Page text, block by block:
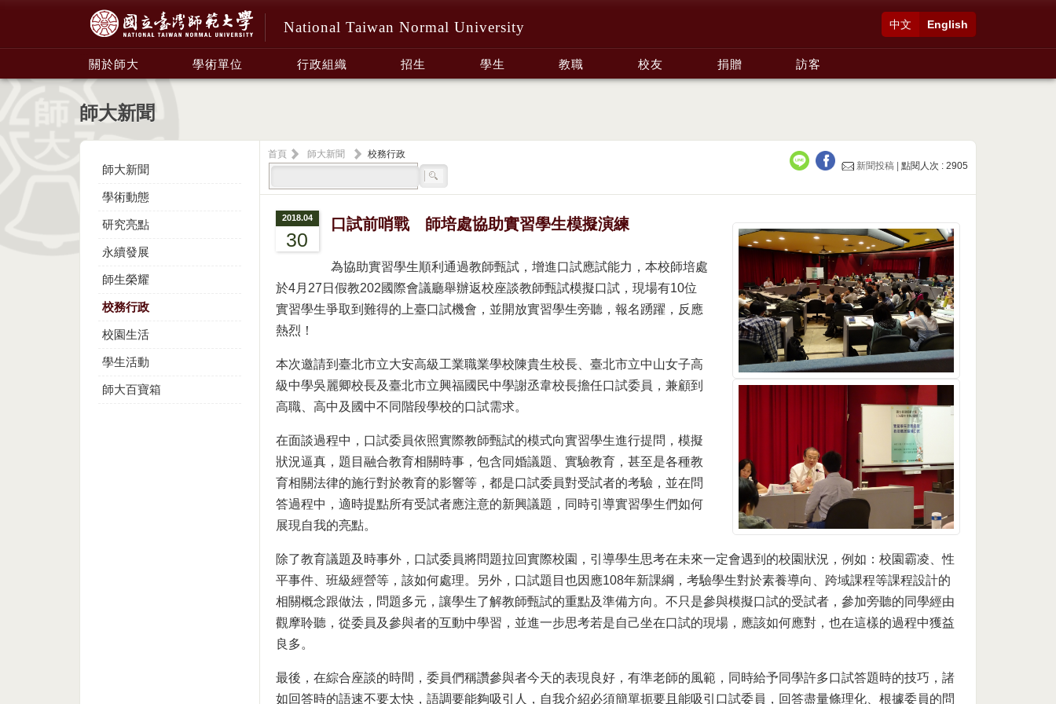
National Taiwan Normal University English
中文
關於師大 學術單位 行政組織 招生 學生 教職 校友 捐贈 訪客
師大新聞
師大新聞
學術動態
研究亮點
永續發展
師生榮耀
校務行政
校園生活
學生活動
師大百寶箱
首頁 師大新聞
校務行政
新聞投稿 |點閱人次 : 2905
2018.04
30
口試前哨戰 師培處協助實習學生模擬演練
為協助實習學生順利通過教師甄試，增進口試應試能力，本校師培處
於4月27日假教202國際會議廳舉辦返校座談教師甄試模擬口試，現場有10位
實習學生爭取到難得的上臺口試機會，並開放實習學生旁聽，報名踴躍，反應
熱烈！
本次邀請到臺北市立大安高級工業職業學校陳貴生校長、臺北市立中山女子高
級中學吳麗卿校長及臺北市立興福國民中學謝丞韋校長擔任口試委員，兼顧到
高職、高中及國中不同階段學校的口試需求。
在面談過程中，口試委員依照實際教師甄試的模式向實習學生進行提問，模擬
狀況逼真，題目融合教育相關時事，包含同婚議題、實驗教育，甚至是各種教
育相關法律的施行對於教育的影響等，都是口試委員對受試者的考驗，並在問
答過程中，適時提點所有受試者應注意的新興議題，同時引導實習學生們如何
展現自我的亮點。
除了教育議題及時事外，口試委員將問題拉回實際校園，引導學生思考在未來一定會遇到的校園狀況，例如：校園霸凌、性
平事件、班級經營等，該如何處理。另外，口試題目也因應108年新課綱，考驗學生對於素養導向、跨域課程等課程設計的
相關概念跟做法，問題多元，讓學生了解教師甄試的重點及準備方向。不只是參與模擬口試的受試者，參加旁聽的同學經由
觀摩聆聽，從委員及參與者的互動中學習，並進一步思考若是自己坐在口試的現場，應該如何應對，也在這樣的過程中獲益
良多。
最後，在綜合座談的時間，委員們稱讚參與者今天的表現良好，有準老師的風範，同時給予同學許多口試答題時的技巧，諸
如回答時的語速不要太快，語調要能夠吸引人，自我介紹必須簡單扼要且能吸引口試委員，回答盡量條理化、根據委員的問